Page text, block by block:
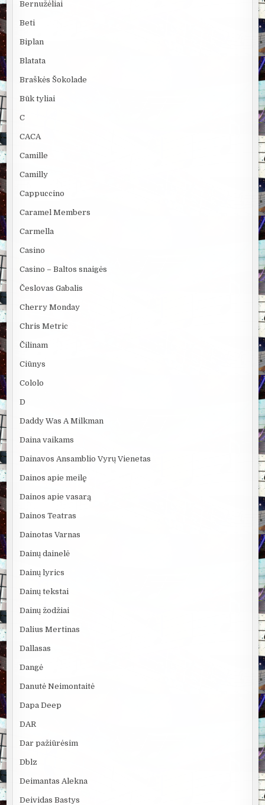
Bernužėliai
Beti
Biplan
Blatata
Braškės Šokolade
Būk tyliai
C
CACA
Camille
Camilly
Cappuccino
Caramel Members
Carmella
Casino
Casino – Baltos snaigės
Česlovas Gabalis
Cherry Monday
Chris Metric
Čilinam
Ciūnys
Cololo
D
Daddy Was A Milkman
Daina vaikams
Dainavos Ansamblio Vyrų Vienetas
Dainos apie meilę
Dainos apie vasarą
Dainos Teatras
Dainotas Varnas
Dainų dainelė
Dainų lyrics
Dainų tekstai
Dainų žodžiai
Dalius Mertinas
Dallasas
Dangė
Danutė Neimontaitė
Dapa Deep
DAR
Dar pažiūrėsim
Dblz
Deimantas Alekna
Deividas Bastys